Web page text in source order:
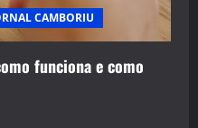
CAMBORIU
funciona e como